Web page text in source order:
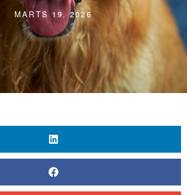
MARTS 19, 2026